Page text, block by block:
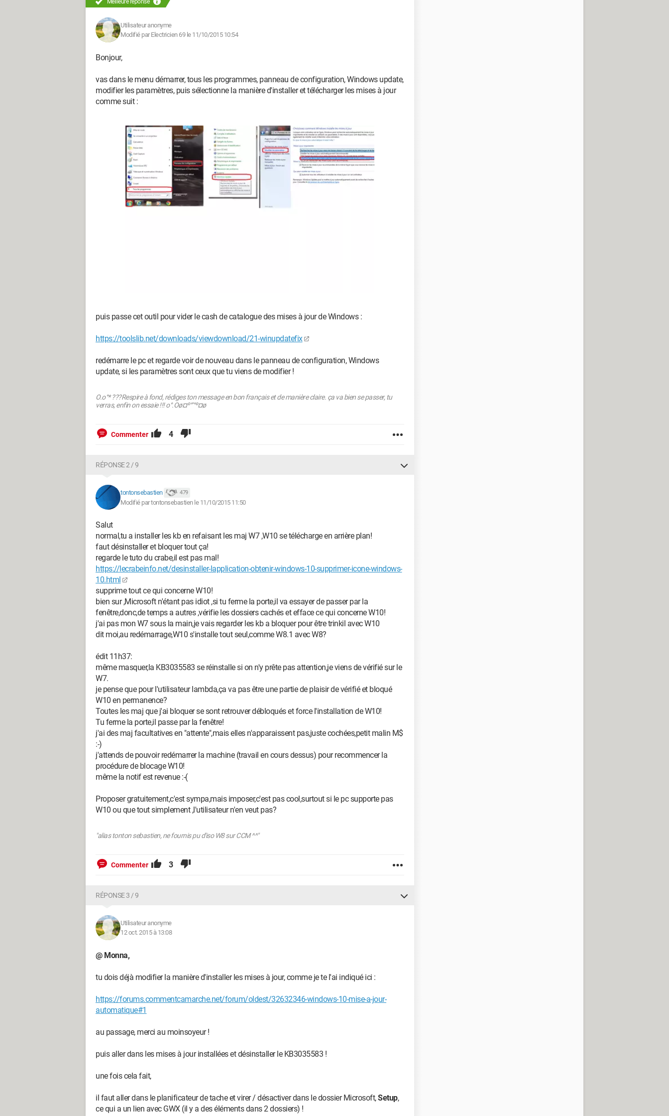
Meilleure réponse
Utilisateur anonyme
Modifié par Electricien 69 le 11/10/2015 10:54
Bonjour,
vas dans le menu démarrer, tous les programmes, panneau de configuration, Windows update,
modifier les paramètres, puis sélectionne la manière d'installer et télécharger les mises à jour
comme suit :
puis passe cet outil pour vider le cash de catalogue des mises à jour de Windows :
https://toolslib.net/downloads/viewdownload/21-winupdatefix
redémarre le pc et regarde voir de nouveau dans le panneau de configuration, Windows
update, si les paramètres sont ceux que tu viens de modifier !
O.o°* ???Respire à fond, rédiges ton message en bon français et de manière claire. ça va bien se passer, tu
verras, enfin on essaie !!! o°.Oø¤º°'°º¤ø
Commenter 4
RÉPONSE 2 / 9
tontonsebastien 479
Modifié par tontonsebastien le 11/10/2015 11:50
Salut
normal,tu a installer les kb en refaisant les maj W7 ,W10 se télécharge en arrière plan!
faut désinstaller et bloquer tout ça!
regarde le tuto du crabe,il est pas mal!
https://lecrabeinfo.net/desinstaller-lapplication-obtenir-windows-10-supprimer-icone-windows-
10.html
supprime tout ce qui concerne W10!
bien sur ,Microsoft n'étant pas idiot ,si tu ferme la porte,il va essayer de passer par la
fenêtre,donc,de temps a autres ,vérifie les dossiers cachés et efface ce qui concerne W10!
j'ai pas mon W7 sous la main,je vais regarder les kb a bloquer pour être trinkil avec W10
dit moi,au redémarrage,W10 s'installe tout seul,comme W8.1 avec W8?
édit 11h37:
même masquer,la KB3035583 se réinstalle si on n'y prête pas attention,je viens de vérifié sur le
W7.
je pense que pour l'utilisateur lambda,ça va pas être une partie de plaisir de vérifié et bloqué
W10 en permanence?
Toutes les maj que j'ai bloquer se sont retrouver débloqués et force l'installation de W10!
Tu ferme la porte,il passe par la fenêtre!
j'ai des maj facultatives en "attente",mais elles n'apparaissent pas,juste cochées,petit malin M$
:-)
j'attends de pouvoir redémarrer la machine (travail en cours dessus) pour recommencer la
procédure de blocage W10!
même la notif est revenue :-(
Proposer gratuitement,c'est sympa,mais imposer,c'est pas cool,surtout si le pc supporte pas
W10 ou que tout simplement ,l'utilisateur n'en veut pas?
"alias tonton sebastien, ne fournis pu d'iso W8 sur CCM ^^"
Commenter 3
RÉPONSE 3 / 9
Utilisateur anonyme
12 oct. 2015 à 13:08
@ Monna,
tu dois déjà modifier la manière d'installer les mises à jour, comme je te l'ai indiqué ici :
https://forums.commentcamarche.net/forum/oldest/32632346-windows-10-mise-a-jour-
automatique#1
au passage, merci au moinsoyeur !
puis aller dans les mises à jour installées et désinstaller le KB3035583 !
une fois cela fait,
il faut aller dans le planificateur de tache et virer / désactiver dans le dossier Microsoft,Setup,
ce qui a un lien avec GWX (il y a des éléments dans 2 dossiers) !